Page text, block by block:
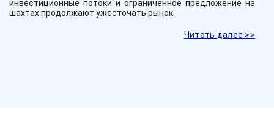
инвестиционные потоки и ограниченное предложение на
шахтах продолжают ужесточать рынок.
Читать далее >>